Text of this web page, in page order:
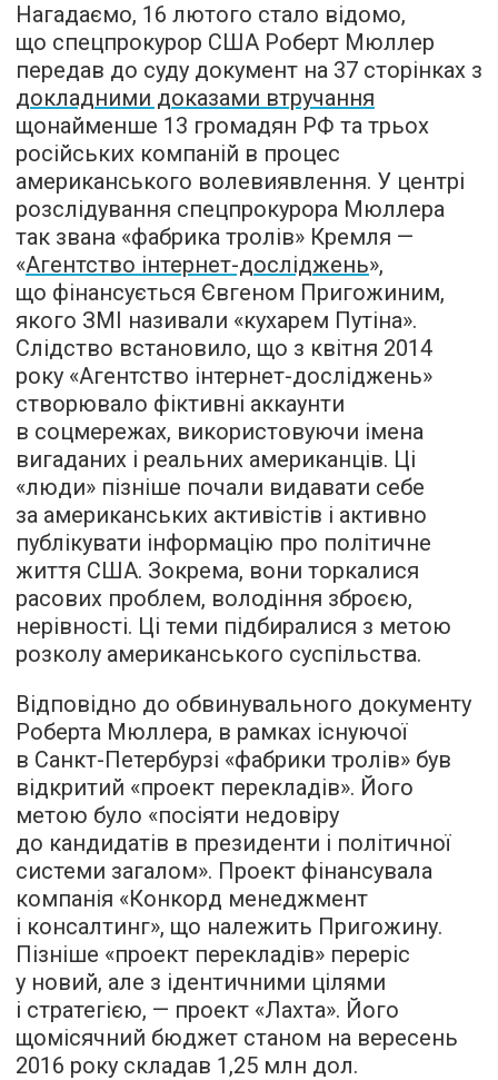
Нагадаємо, 16 лютого стало відомо,
що спецпрокурор США Роберт Мюллер
передав до суду документ на 37 сторінках з
докладними доказами втручання
щонайменше 13 громадян РФ та трьох
російських компаній в процес
американського волевиявлення. У центрі
розслідування спецпрокурора Мюллера
так звана «фабрика тролів» Кремля —
«Агентство інтернет-досліджень»,
що фінансується Євгеном Пригожиним,
якого ЗМІ називали «кухарем Путіна».
Слідство встановило, що з квітня 2014
року «Агентство інтернет-досліджень»
створювало фіктивні аккаунти
в соцмережах, використовуючи імена
вигаданих і реальних американців. Ці
«люди» пізніше почали видавати себе
за американських активістів і активно
публікувати інформацію про політичне
життя США. Зокрема, вони торкалися
расових проблем, володіння зброєю,
нерівності. Ці теми підбиралися з метою
розколу американського суспільства.
Відповідно до обвинувального документу
Роберта Мюллера, в рамках існуючої
в Санкт-Петербурзі «фабрики тролів» був
відкритий «проект перекладів». Його
метою було «посіяти недовіру
до кандидатів в президенти і політичної
системи загалом». Проект фінансувала
компанія «Конкорд менеджмент
і консалтинг», що належить Пригожину.
Пізніше «проект перекладів» переріс
у новий, але з ідентичними цілями
і стратегією, — проект «Лахта». Його
щомісячний бюджет станом на вересень
2016 року складав 1,25 млн дол.